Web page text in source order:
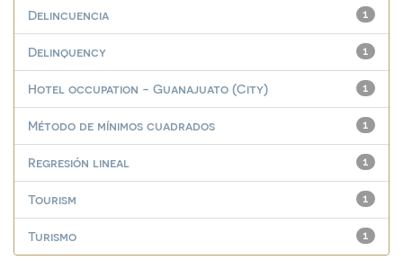
1
Delincuencia
1
Delinquency
1
Hotel occupation - Guanajuato (City)
1
Método de mínimos cuadrados
1
Regresión lineal
1
Tourism
1
Turismo